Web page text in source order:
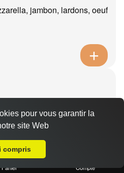
jambon, lardons, oeuf
poulet, reblochon,
Panier Compte
pour vous garantir la
site Web
compris